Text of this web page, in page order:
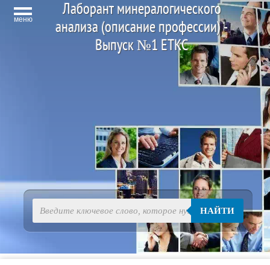
меню
Лаборант минералогического
анализа (описание профессии) -
Выпуск №1 ЕТКС
НАЙТИ